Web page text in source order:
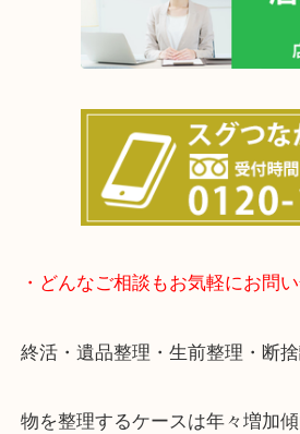
店舗の裏にコインパーキング
も大歓迎です！
事前にご連絡をいただければ
談が可能です！